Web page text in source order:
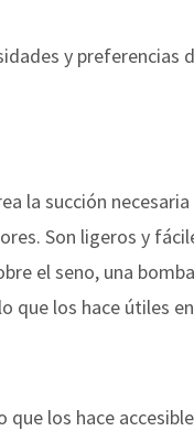
y preferencias
la succión
Son ligeros y
el seno, una
que los hace útiles
los hace